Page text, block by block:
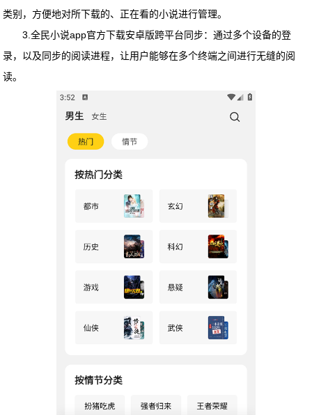
类别，方便地对所下载的、正在看的小说进行管理。
3.全民小说app官方下载安卓版跨平台同步：通过多个设备的登
录，以及同步的阅读进程，让用户能够在多个终端之间进行无缝的阅
读。